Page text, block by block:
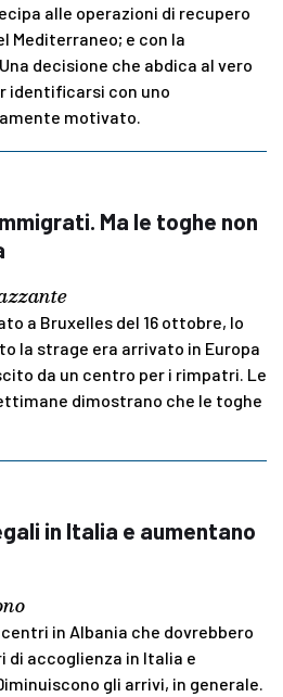
alle operazioni di recupero
Mediterraneo; e con la
decisione che abdica al vero
identificarsi con uno
motivato.
Ma le toghe non
a Bruxelles del 16 ottobre, lo
la strage era arrivato in Europa
da un centro per i rimpatri. Le
dimostrano che le toghe
in Italia e aumentano
in Albania che dovrebbero
accoglienza in Italia e
gli arrivi, in generale.